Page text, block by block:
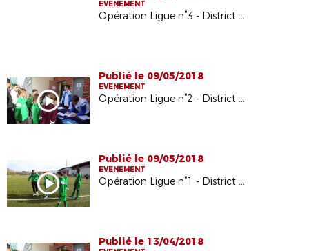
EVENEMENT
Opération Ligue n°3 - District de l'Essonne
Publié le 09/05/2018
EVENEMENT
Opération Ligue n°2 - District des Hauts-de-Seine
Publié le 09/05/2018
EVENEMENT
Opération Ligue n°1 - District des Yvelines
Publié le 13/04/2018